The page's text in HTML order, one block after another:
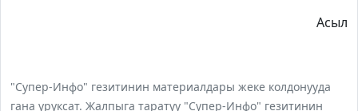
Асыл
"Супер-Инфо" гезитинин материалдары жеке колдонууда
гана уруксат. Жалпыга таратуу "Супер-Инфо" гезитинин